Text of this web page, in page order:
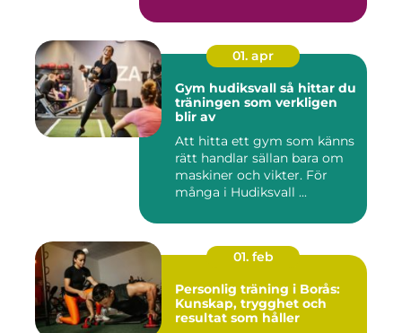
01. apr
Gym hudiksvall så hittar du
träningen som verkligen
blir av
Att hitta ett gym som känns
rätt handlar sällan bara om
maskiner och vikter. För
många i Hudiksvall ...
01. feb
Personlig träning i Borås:
Kunskap, trygghet och
resultat som håller